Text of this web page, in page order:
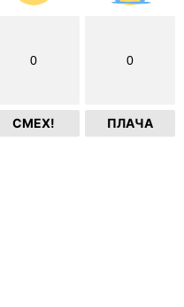
0
СМЕХ!
0
ПЛАЧА